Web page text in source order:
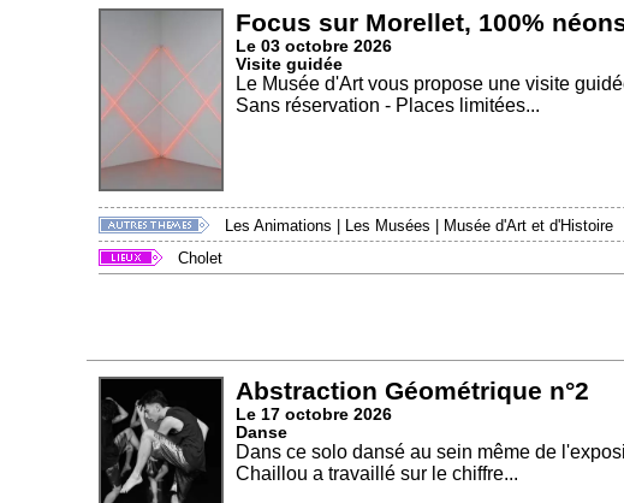
Focus sur Morellet, 100%
Le 03 octobre 2026
Visite guidée
Le Musée d'Art vous propose une visite
Sans réservation - Places limitées...
Les Animations Les Musées
Musée d'Art et d'Histoire
Cholet
Abstraction Géométrique n°2
Le 17 octobre 2026
Danse
Dans ce solo dansé au sein même de
Chaillou a travaillé sur le chiffre...